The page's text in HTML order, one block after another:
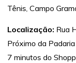
Tênis, Campo
Localização: Rua
Próximo da
7 minutos do